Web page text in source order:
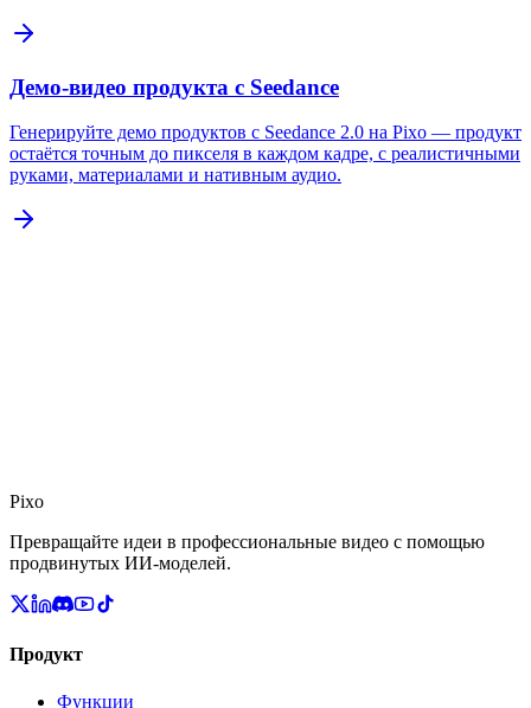
Демо-видео продукта с Seedance
Генерируйте демо продуктов с Seedance 2.0 на Pixo — продукт
остаётся точным до пикселя в каждом кадре, с реалистичными
руками, материалами и нативным аудио.
Pixo
Превращайте идеи в профессиональные видео с помощью
продвинутых ИИ-моделей.
Продукт
Функции